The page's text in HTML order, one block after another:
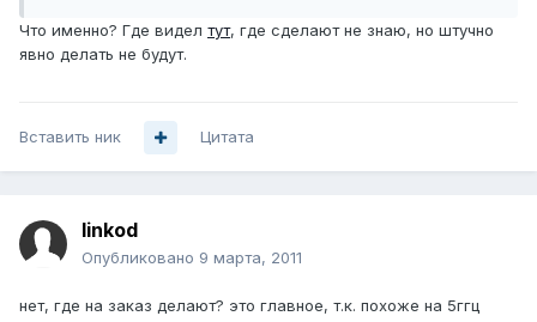
Что именно? Где видел тут, где сделают не знаю, но штучно
явно делать не будут.
Вставить ник Цитата
linkod
Опубликовано 9 марта, 2011
нет, где на заказ делают? это главное, т.к. похоже на 5ггц